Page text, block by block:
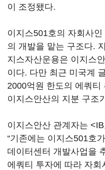
이 조정됐다.
이지스501호의 자회사
의 개발을 맡는 구조다.
지스자산운용은 이지스
이다. 다만 최근 미국계
2000억원 한도의 에쿼티
이지스안산의 지분 구조
이지스안산 관계자는
“기존에는 이지스501호
데이터센터 개발사업을
에쿼티 투자에 따라 자